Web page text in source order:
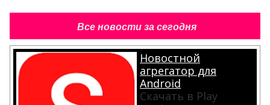
Все новости за сегодня
Новостной
агрегатор для
Android
Скачать в Play